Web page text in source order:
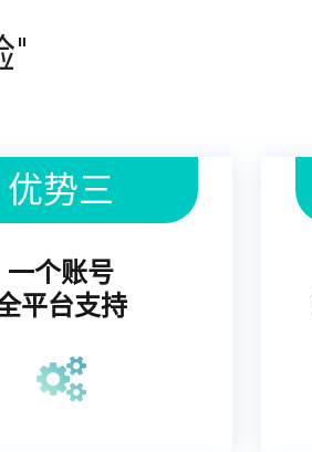
"
优势三
一个账号
平台支持